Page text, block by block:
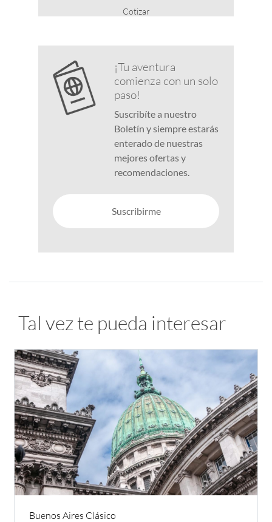
Cotizar
¡Tu aventura
comienza con un solo
paso!
Suscribíte a nuestro
Boletín y siempre estarás
enterado de nuestras
mejores ofertas y
recomendaciones.
Suscribirme
Tal vez te pueda interesar
Buenos Aires Clásico